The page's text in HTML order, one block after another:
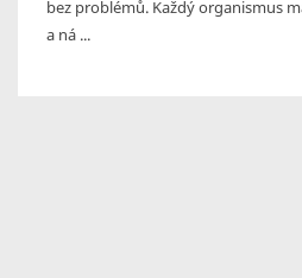
bez problémů. Každý organismus
a ná ...